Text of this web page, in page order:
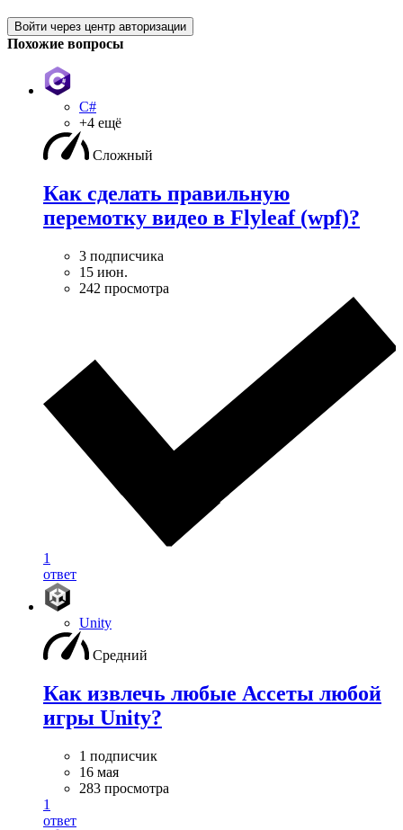
Войти через центр авторизации
Похожие вопросы
C#
+4 ещё
Сложный
Как сделать правильную
перемотку видео в Flyleaf (wpf)?
3 подписчика
15 июн.
242 просмотра
1
ответ
Unity
Средний
Как извлечь любые Ассеты любой
игры Unity?
1 подписчик
16 мая
283 просмотра
1
ответ